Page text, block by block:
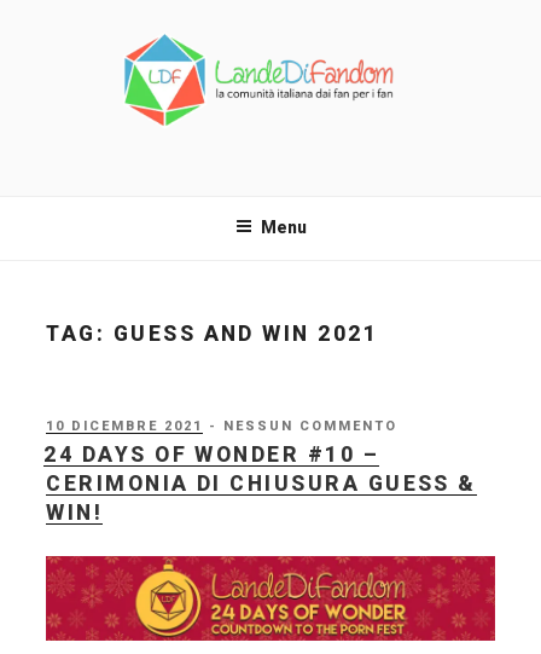
Menu
TAG: GUESS AND WIN 2021
PUBBLICATO
IL
10 DICEMBRE 2021 - NESSUN COMMENTO
24 DAYS OF WONDER #10 –
CERIMONIA DI CHIUSURA GUESS &
WIN!